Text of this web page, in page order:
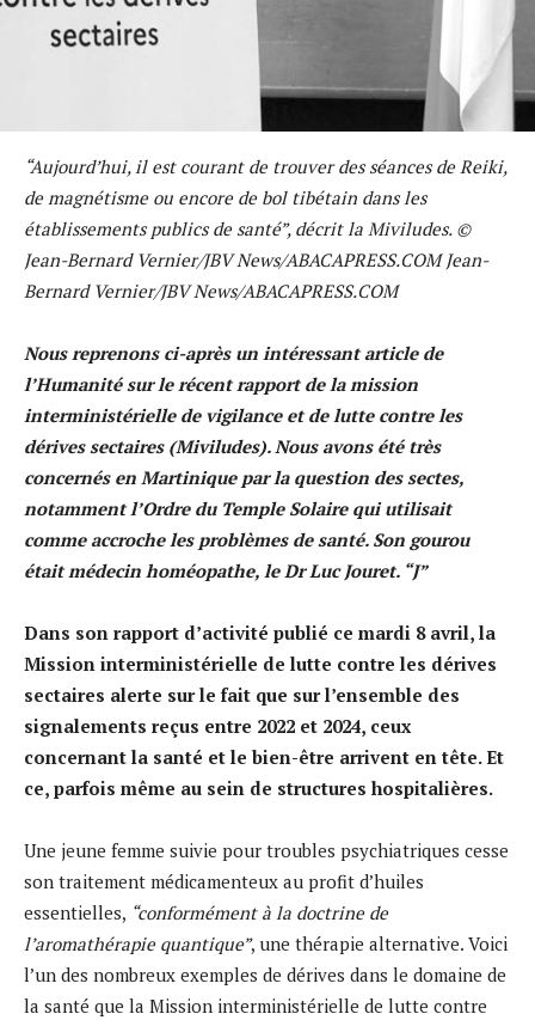
“Aujourd’hui, il est courant de trouver des séances de Reiki,
de magnétisme ou encore de bol tibétain dans les
établissements publics de santé”, décrit la Miviludes. ©
Jean-Bernard Vernier/JBV News/ABACAPRESS.COM Jean-
Bernard Vernier/JBV News/ABACAPRESS.COM
Nous reprenons ci-après un intéressant article de
l’Humanité sur le récent rapport de la mission
interministérielle de vigilance et de lutte contre les
dérives sectaires (Miviludes). Nous avons été très
concernés en Martinique par la question des sectes,
notamment l’Ordre du Temple Solaire qui utilisait
comme accroche les problèmes de santé. Son gourou
était médecin homéopathe, le Dr Luc Jouret. “J”
Dans son rapport d’activité publié ce mardi 8 avril, la
Mission interministérielle de lutte contre les dérives
sectaires alerte sur le fait que sur l’ensemble des
signalements reçus entre 2022 et 2024, ceux
concernant la santé et le bien-être arrivent en tête. Et
ce, parfois même au sein de structures hospitalières.
Une jeune femme suivie pour troubles psychiatriques cesse
son traitement médicamenteux au profit d’huiles
essentielles, “conformément à la doctrine de
l’aromathérapie quantique”, une thérapie alternative. Voici
l’un des nombreux exemples de dérives dans le domaine de
la santé que la Mission interministérielle de lutte contre